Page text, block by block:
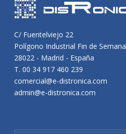
C/ Fuentelviejo 22
Polígono Industrial Fin de Semana
28022 - Madrid - España
T. 00 34 917 460 239
comercial@e-distronica.com
admin@e-distronica.com